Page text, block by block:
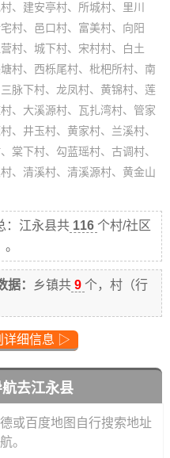
、建安亭村、所城村、里川
村、邑口村、富美村、向阳
村、城下村、宋村村、白土
村、西栎尾村、枇杷所村、南
脉下村、龙凤村、黄锦村、莲
、大溪源村、瓦扎湾村、管家
、井玉村、黄家村、兰溪村、
棠下村、勾蓝瑶村、古调村、
、清溪村、清溪源村、黄金山
：江永县共 116 个村/社区
： 乡镇共 9 个，村（行
详细信息 ▷
去江永县
或百度地图自行搜索地址
。